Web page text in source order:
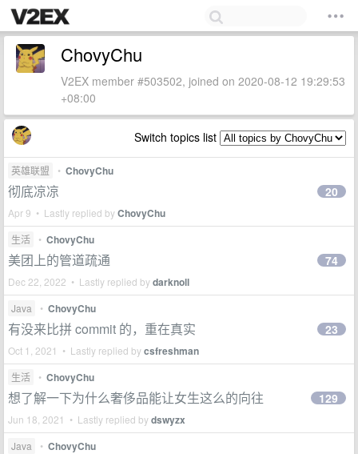
ChovyChu
V2EX member #503502, joined on 2020-08-12 19:29:53
+08:00
Switch topics list
英雄联盟 • ChovyChu
彻底凉凉
Apr 9 • Lastly replied byChovyChu
20
生活 • ChovyChu
美团上的管道疏通
Dec 22, 2022 • Lastly replied bydarknoll
74
Java • ChovyChu
有没来比拼 commit 的，重在真实
Oct 1, 2021 • Lastly replied bycsfreshman
23
生活 • ChovyChu
想了解一下为什么奢侈品能让女生这么的向往
Jun 18, 2021 • Lastly replied bydswyzx
129
Java • ChovyChu